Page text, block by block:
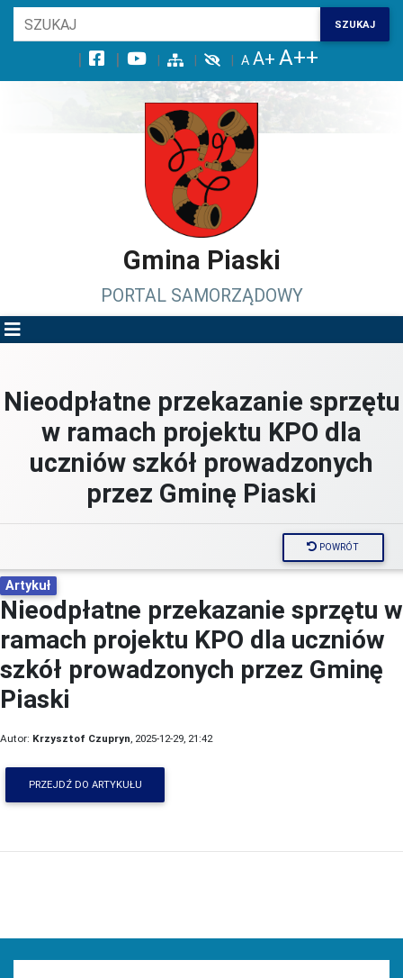
Wróć na początek strony
Przejdź do treści głównej
Przejdź do stopki
Przejdź do menu górnego
Przejdź do mapy serwisu
SZUKAJ
Gmina Piaski
PORTAL SAMORZĄDOWY
Nieodpłatne przekazanie sprzętu
w ramach projektu KPO dla
uczniów szkół prowadzonych
przez Gminę Piaski
POWRÓT
Artykuł
Nieodpłatne przekazanie sprzętu w
ramach projektu KPO dla uczniów
szkół prowadzonych przez Gminę
Piaski
Autor: Krzysztof Czupryn, 2025-12-29, 21:42
PRZEJDŹ DO ARTYKUŁU